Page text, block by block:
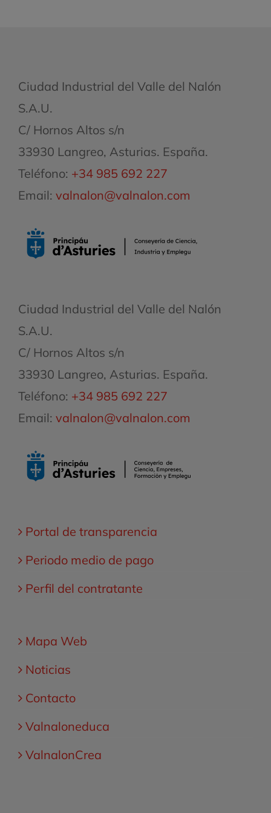
Ciudad Industrial del Valle del Nalón
S.A.U.
C/ Hornos Altos s/n
33930 Langreo, Asturias. España.
Teléfono: +34 985 692 227
Email: valnalon@valnalon.com
Ciudad Industrial del Valle del Nalón
S.A.U.
C/ Hornos Altos s/n
33930 Langreo, Asturias. España.
Teléfono: +34 985 692 227
Email: valnalon@valnalon.com
Portal de transparencia
Periodo medio de pago
Perfil del contratante
Mapa Web
Noticias
Contacto
Valnaloneduca
ValnalonCrea